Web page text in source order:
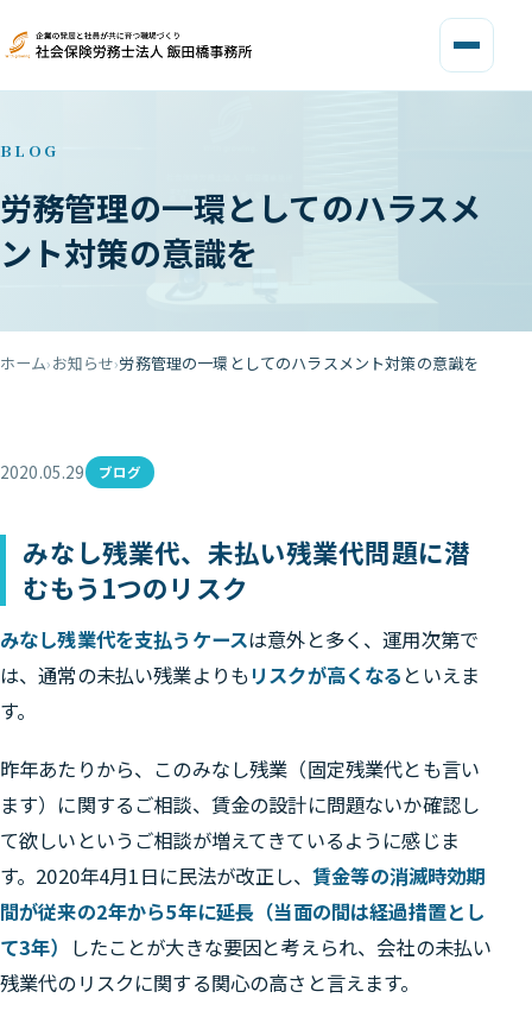
BLOG
労務管理の一環としてのハラスメ
ント対策の意識を
ホーム お知らせ 労務管理の一環としてのハラスメント対策の意識を
2020.05.29 ブログ
みなし残業代、未払い残業代問題に潜
むもう1つのリスク
みなし残業代を支払うケースは意外と多く、運用次第で
は、通常の未払い残業よりもリスクが高くなる といえま
す。
昨年あたりから、このみなし残業（固定残業代とも言い
ます）に関するご相談、賃金の設計に問題ないか確認し
て欲しいというご相談が増えてきているように感じま
す。2020年4月1日に民法が改正し、賃金等の消滅時効期
間が従来の2年から5年に延長（当面の間は経過措置とし
て3年） したことが大きな要因と考えられ、会社の未払い
残業代のリスクに関する関心の高さと言えます。